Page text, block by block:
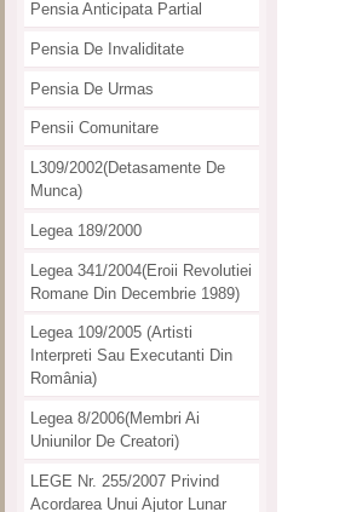
Pensia Anticipata Partial
Pensia De Invaliditate
Pensia De Urmas
Pensii Comunitare
L309/2002(detasamente De
Munca)
Legea 189/2000
Legea 341/2004(eroii Revolutiei
Romane Din Decembrie 1989)
Legea 109/2005 (artisti
Interpreti Sau Executanti Din
România)
Legea 8/2006(membri Ai
Uniunilor De Creatori)
LEGE Nr. 255/2007 Privind
Acordarea Unui Ajutor Lunar